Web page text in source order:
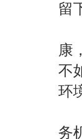
留
4
康
不
环
务